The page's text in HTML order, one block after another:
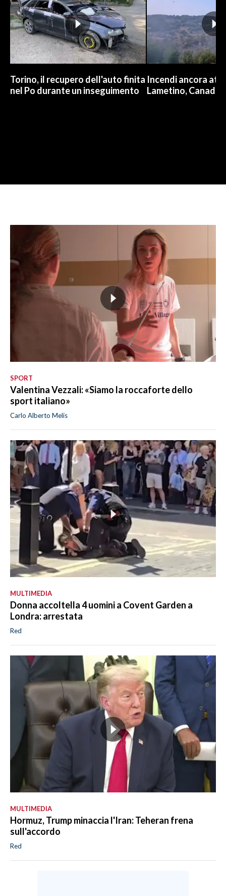
Torino, il recupero dell'auto finita
nel Po durante un inseguimento
Incendi ancora
Lametino,
SPORT
Valentina Vezzali: «Siamo la roccaforte dello
sport italiano»
Carlo Alberto Melis
MULTIMEDIA
Donna accoltella 4 uomini a Covent Garden a
Londra: arrestata
Red
MULTIMEDIA
Hormuz, Trump minaccia l'Iran: Teheran frena
sull'accordo
Red